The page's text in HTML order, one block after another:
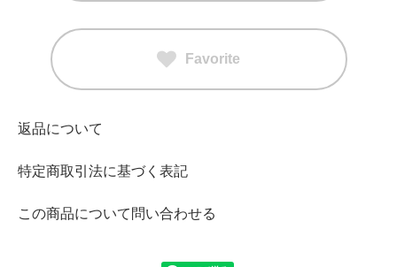
Favorite
返品について
特定商取引法に基づく表記
この商品について問い合わせる